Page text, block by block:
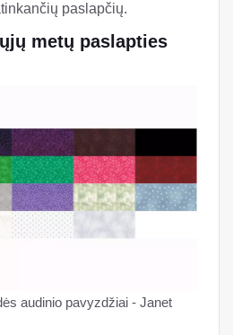
paslapčių.
metų paslapties
audinio pavyzdžiai - Janet